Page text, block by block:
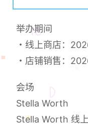
举办期间
・线上商店：
・店铺销售：
会场
Stella Worth
Stella Worth 线